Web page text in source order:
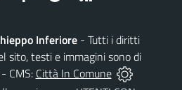
Inferiore - Tutti i diritti
sito, testi e immagini sono di
CMS: Città In Comune